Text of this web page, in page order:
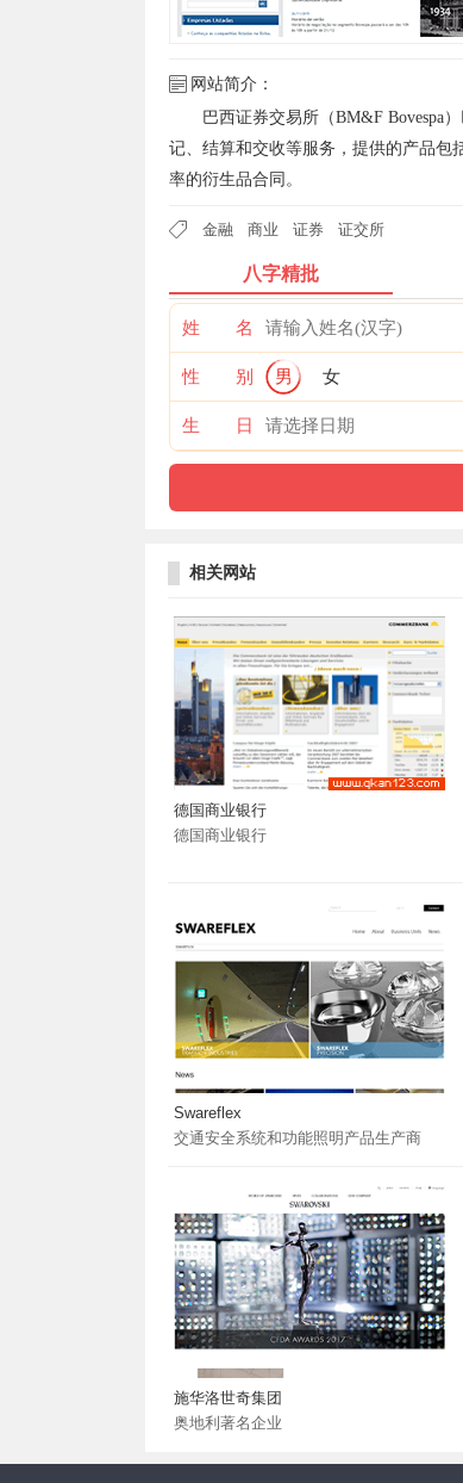
网站简介：
巴西证券交易所（BM&F Bovespa
记、结算和交收等服务，提供的产品包
率的衍生品合同。
金融 商业 证券 证交所
八字精批
姓 名
性 别 男 女
生 日
相关网站
德国商业银行
德国商业银行
Swareflex
交通安全系统和功能照明产品生产商
施华洛世奇集团
奥地利著名企业